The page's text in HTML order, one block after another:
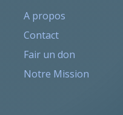
A propos
Contact
Fair un don
Notre Mission